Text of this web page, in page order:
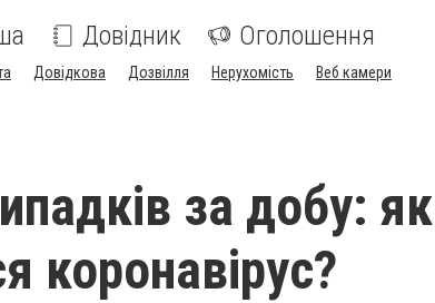
Довідник Оголошення
Довідкова Дозвілля Нерухомість Веб камери
за добу: як
коронавірус?